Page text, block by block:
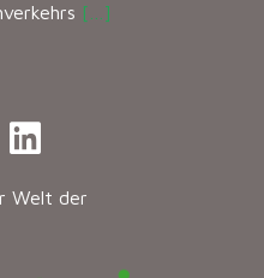
[…]
Welt der